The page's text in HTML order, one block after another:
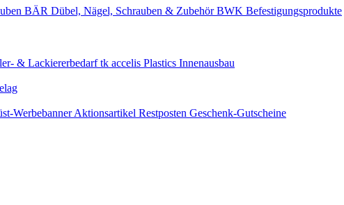
BÄR Dübel, Nägel, Schrauben & ZubehörBWK Befestigungsprodukte
& Lackiererbedarftk accelis Plastics Innenausbau
WerbebannerAktionsartikel Restposten Geschenk-Gutscheine